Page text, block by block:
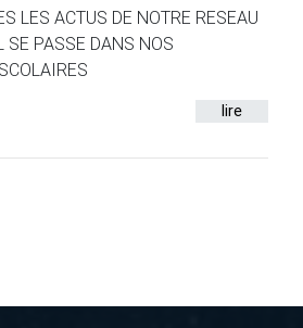
LES ACTUS DE NOTRE RESEAU
SE PASSE DANS NOS
lire